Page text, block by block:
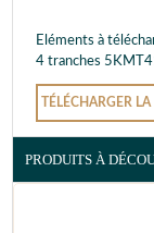
Eléments à
4 tranches
TÉLÉCHARGER
PRODUITS À